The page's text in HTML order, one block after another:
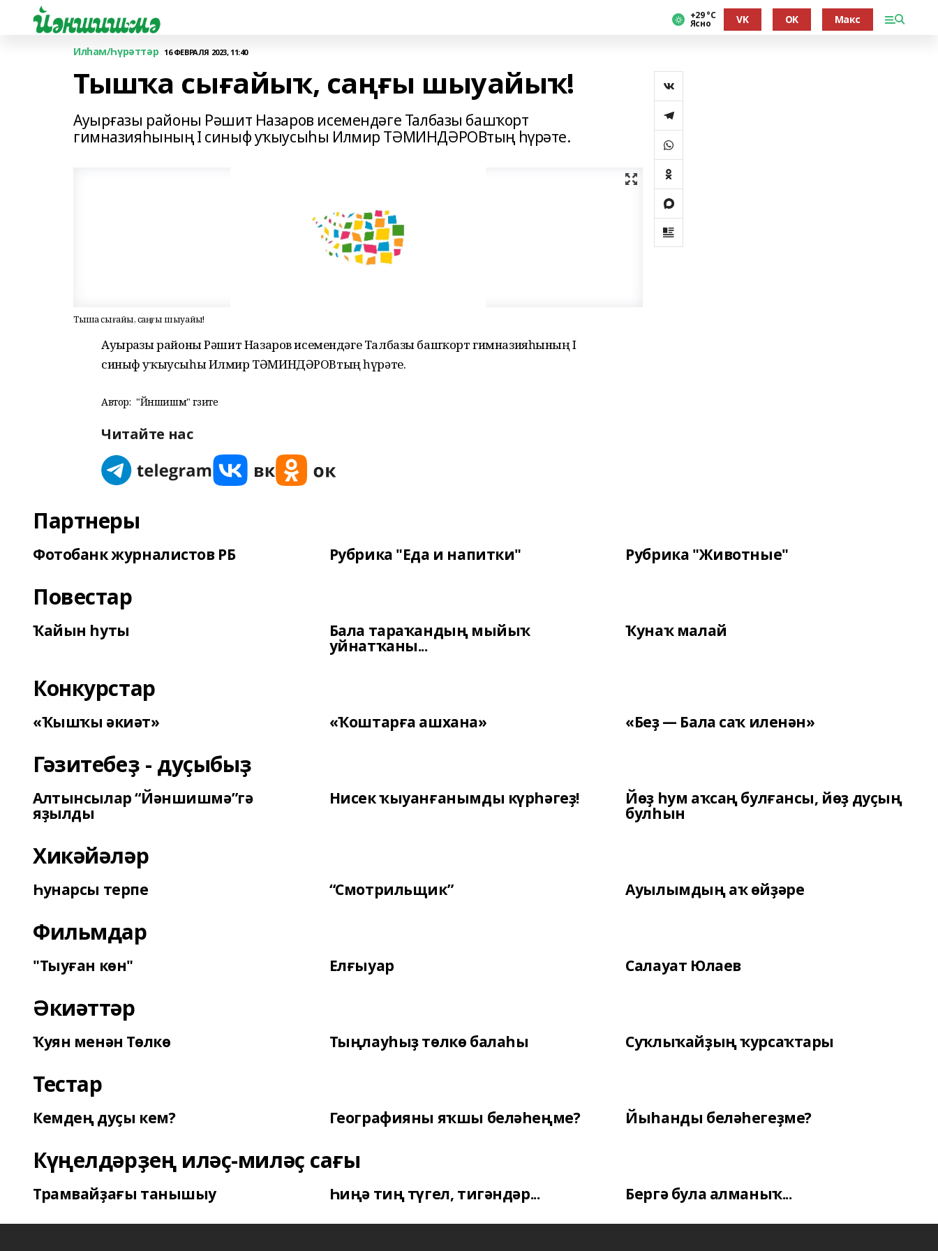
+29 °С
Ясно VK OK Макс
Илһам/Һүрәттәр 16 ФЕВРАЛЯ 2023, 11:40
Тышҡа сығайыҡ, саңғы шыуайыҡ!
Ауырғазы районы Рәшит Назаров исемендәге Талбазы башҡорт
гимназияһының I синыф уҡыусыһы Илмир ТӘМИНДӘРОВтың һүрәте.
Тышҡа сығайыҡ, саңғы шыуайыҡ!
Ауырғазы районы Рәшит Назаров исемендәге Талбазы башҡорт гимназияһының I
синыф уҡыусыһы Илмир ТӘМИНДӘРОВтың һүрәте.
Автор: "Йәншишмә" гәзите
Читайте нас
Партнеры
Фотобанк журналистов РБ Рубрика "Еда и напитки" Рубрика "Животные"
Повестар
Ҡайын һуты Бала тараҡандың мыйыҡ
уйнатҡаны...
Ҡунаҡ малай
Конкурстар
«Ҡышҡы әкиәт» «Ҡоштарға ашхана» «Беҙ — Бала саҡ иленән»
Гәзитебеҙ - дуҫыбыҙ
Алтынсылар “Йәншишмә”гә
яҙылды
Нисек ҡыуанғанымды күрһәгеҙ! Йөҙ һум аҡсаң булғансы, йөҙ дуҫың
булһын
Хикәйәләр
Һунарсы терпе “Смотрильщик” Ауылымдың аҡ өйҙәре
Фильмдар
"Тыуған көн" Елғыуар Салауат Юлаев
Әкиәттәр
Ҡуян менән Төлкө Тыңлауһыҙ төлкө балаһы Суҡлыҡайҙың ҡурсаҡтары
Тестар
Кемдең дуҫы кем? Географияны яҡшы беләһеңме? Йыһанды беләһегеҙме?
Күңелдәрҙең иләҫ-миләҫ сағы
Трамвайҙағы танышыу Һиңә тиң түгел, тигәндәр... Бергә була алманыҡ...